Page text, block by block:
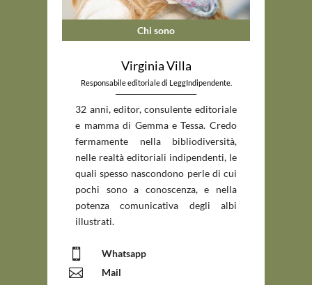
Chi sono
Virginia Villa
Responsabile editoriale di LeggIndipendente.
_____________________________
32 anni, editor, consulente editoriale
e mamma di Gemma e Tessa. Credo
fermamente nella bibliodiversità,
nelle realtà editoriali indipendenti, le
quali spesso nascondono perle di cui
pochi sono a conoscenza, e nella
potenza comunicativa degli albi
illustrati.
 Whatsapp
 Mail